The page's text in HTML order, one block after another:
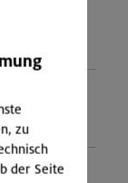
€
zu
der Seite